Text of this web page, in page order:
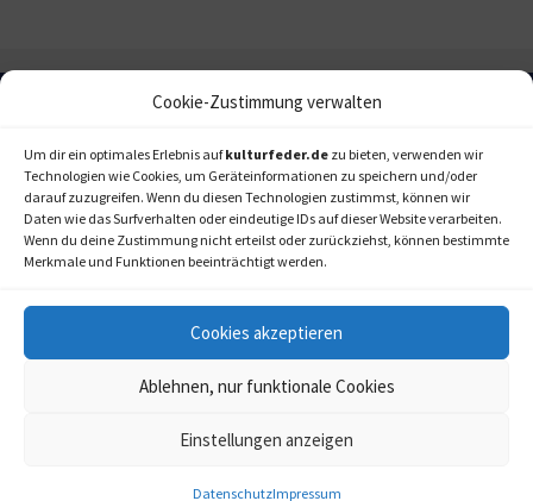
Cookie-Zustimmung verwalten
Um dir ein optimales Erlebnis aufkulturfeder.de zu bieten, verwenden wir
Technologien wie Cookies, um Geräteinformationen zu speichern und/oder
darauf zuzugreifen. Wenn du diesen Technologien zustimmst, können wir
Daten wie das Surfverhalten oder eindeutige IDs auf dieser Website verarbeiten.
Wenn du deine Zustimmung nicht erteilst oder zurückziehst, können bestimmte
Merkmale und Funktionen beeinträchtigt werden.
Cookies akzeptieren
Ablehnen, nur funktionale Cookies
Einstellungen anzeigen
DatenschutzImpressum
© 2006-2020 LAPPmedien+events
kulturfeder.de –
Musical, Oper und mehr